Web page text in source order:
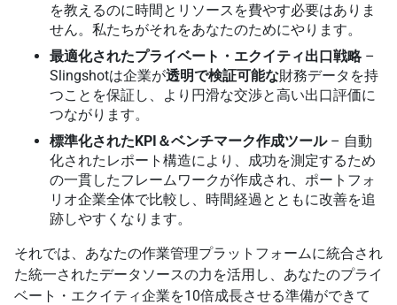
を教えるのに時間とリソースを費やす必要はありま
せん。私たちがそれをあなたのためにやります。
最適化されたプライベート・エクイティ出口戦略–
Slingshotは企業が透明で検証可能な財務データを持
つことを保証し、より円滑な交渉と高い出口評価に
つながります。
標準化されたKPI＆ベンチマーク作成ツール– 自動
化されたレポート構造により、成功を測定するため
の一貫したフレームワークが作成され、ポートフォ
リオ企業全体で比較し、時間経過とともに改善を追
跡しやすくなります。
それでは、あなたの作業管理プラットフォームに統合され
た統一されたデータソースの力を活用し、あなたのプライ
ベート・エクイティ企業を10倍成長させる準備ができて